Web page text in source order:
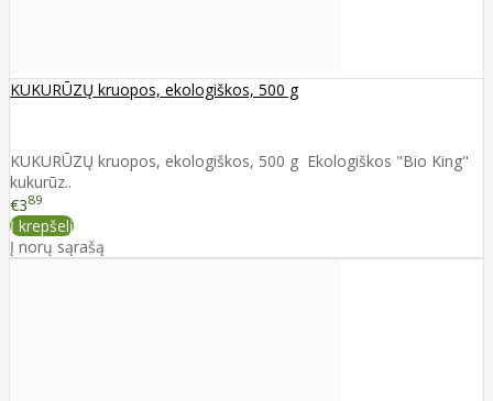
KUKURŪZŲ kruopos, ekologiškos, 500 g
KUKURŪZŲ kruopos, ekologiškos, 500 g Ekologiškos "Bio King"
kukurūz..
€389
Į krepšelį
Į norų sąrašą